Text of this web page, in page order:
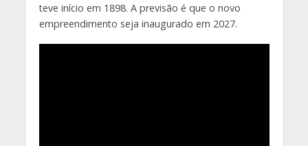
teve início em 1898. A previsão é que o novo
empreendimento seja inaugurado em 2027.